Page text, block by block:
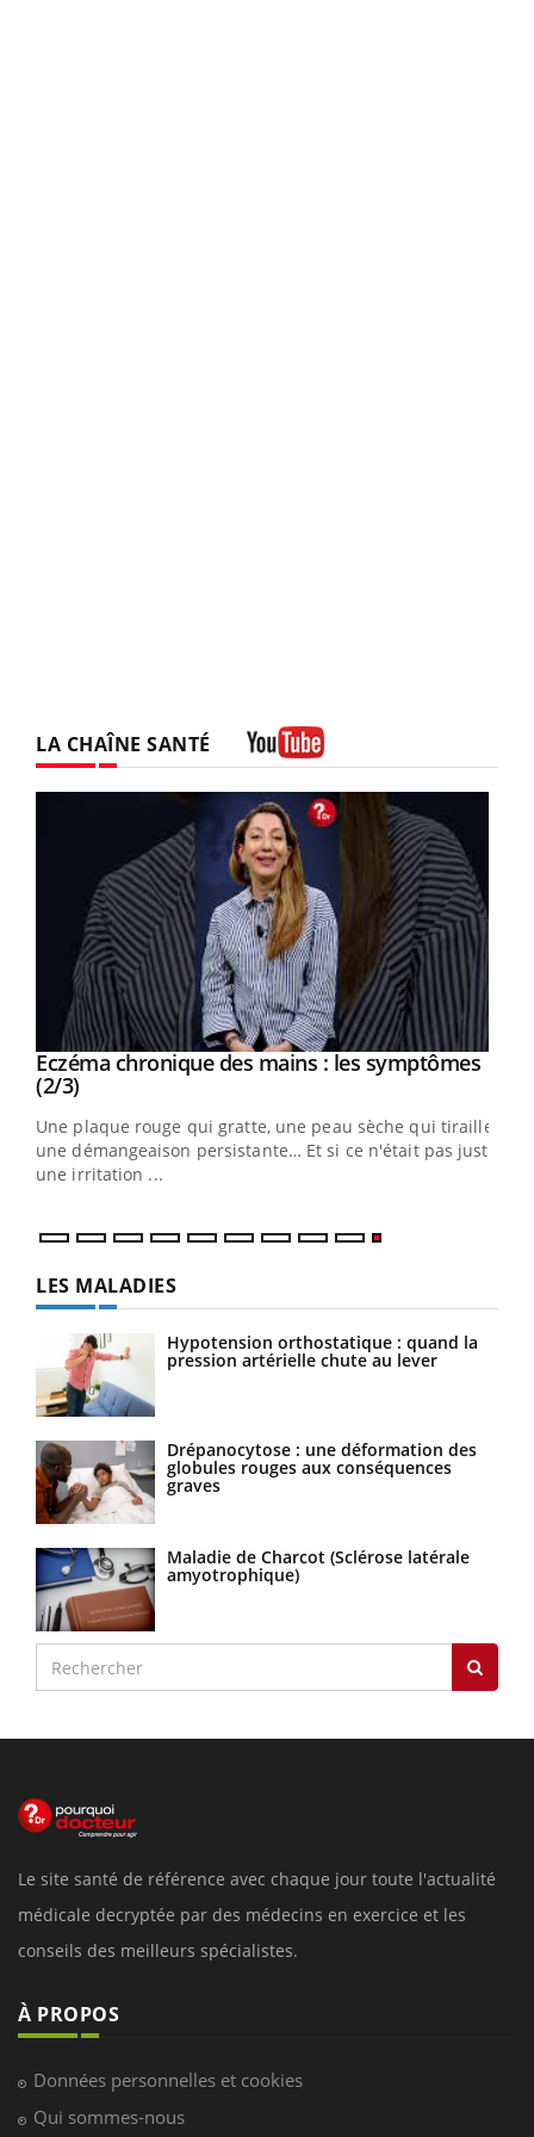
LA CHAÎNE SANTÉ
Youtube
Eczéma chronique des mains : les symptômes
(2/3)Youtube
Une plaque rouge qui gratte, une peau sèche qui tiraille,
une démangeaison persistante… Et si ce n'était pas juste
une irritation ...
LES MALADIES
Hypotension orthostatique : quand la
pression artérielle chute au lever
Drépanocytose : une déformation des
globules rouges aux conséquences
graves
Maladie de Charcot (Sclérose latérale
amyotrophique)
Le site santé de référence avec chaque jour toute l'actualité
médicale decryptée par des médecins en exercice et les
conseils des meilleurs spécialistes.
À PROPOS
Données personnelles et cookies
Qui sommes-nous